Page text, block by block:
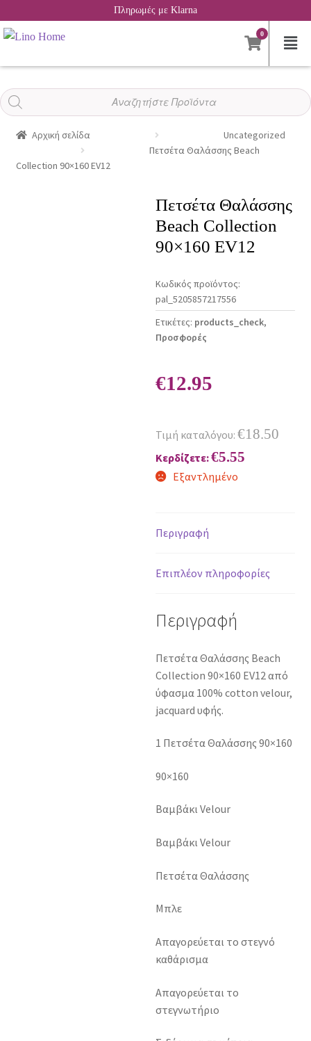
Πληρωμές με Klarna
0
Αναζήτηση
προϊόντων
Αρχική σελίδα
Uncategorized
Πετσέτα Θαλάσσης Beach
Collection 90×160 EV12
Πετσέτα Θαλάσσης
Beach Collection
90×160 EV12
Κωδικός προϊόντος:
pal_5205857217556
Ετικέτες: products_check,
Προσφορές
€12.95
Τιμή καταλόγου: €18.50
Κερδίζετε:€5.55
Εξαντλημένο
Περιγραφή
Επιπλέον πληροφορίες
Περιγραφή
Πετσέτα Θαλάσσης Beach
Collection 90×160 EV12 από
ύφασμα 100% cotton velour,
jacquard υφής.
1 Πετσέτα Θαλάσσης 90×160
90×160
Βαμβάκι Velour
Βαμβάκι Velour
Πετσέτα Θαλάσσης
Μπλε
Απαγορεύεται το στεγνό
καθάρισμα
Απαγορεύεται το
στεγνωτήριο